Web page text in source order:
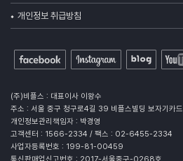
개인정보 취급방침
(주)비플스 : 대표이사 이왕수
주소 : 서울 중구 청구로4길 39 비플스빌딩 보자기카드
개인정보관리책임자 : 박경영
고객센터 : 1566-2334 / 팩스 : 02-6455-2334
사업자등록번호 : 199-81-00459